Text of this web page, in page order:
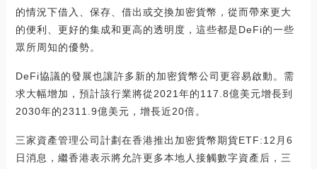
的情況下借入、保存、借出或交換加密貨幣，從而帶來更大
的便利、更好的集成和更高的透明度，這些都是DeFi的一些
眾所周知的優勢。
DeFi協議的發展也讓許多新的加密貨幣公司更容易啟動。需
求大幅增加，預計該行業將從2021年的117.8億美元增長到
2030年的2311.9億美元，增長近20倍。
三家資產管理公司計劃在香港推出加密貨幣期貨ETF:12月6
日消息，繼香港表示將允許更多本地人接觸數字資產后，三